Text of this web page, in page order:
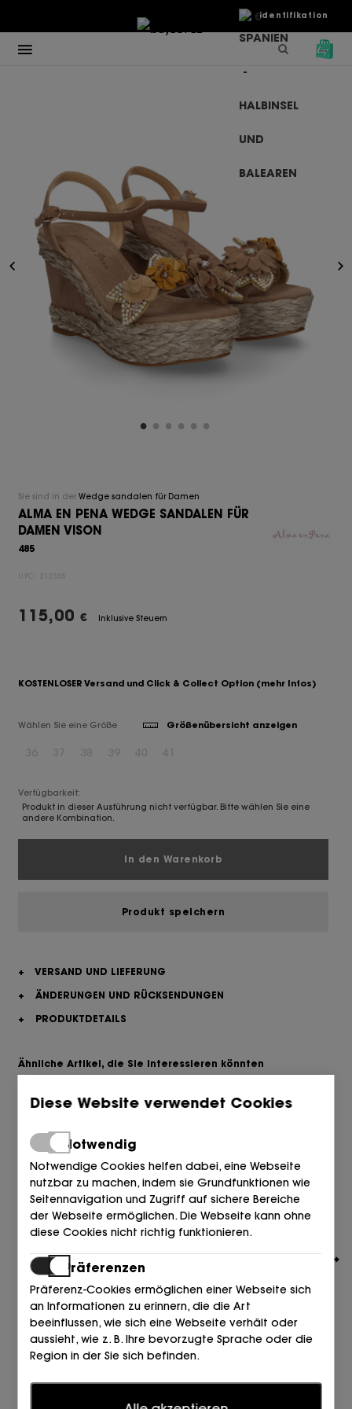
Identifikation
€
Sie sind in der Wedge sandalen für Damen
ALMA EN PENA WEDGE SANDALEN FÜR
DAMEN VISON
485
UPC: 212355
115,00 € Inklusive Steuern
KOSTENLOSER Versand und Click & Collect Option (mehr Infos)
Wählen Sie eine Größe Größenübersicht anzeigen
Verfügbarkeit:
Produkt in dieser Ausführung nicht verfügbar. Bitte wählen Sie eine
andere Kombination.
In den Warenkorb
Produkt speichern
+
VERSAND UND LIEFERUNG
+
ÄNDERUNGEN UND RÜCKSENDUNGEN
+
PRODUKTDETAILS
Ähnliche Artikel, die Sie interessieren könnten
ALMA EN PENA
Diese Website verwendet Cookies
Notwendig
Notwendige Cookies helfen dabei, eine Webseite
nutzbar zu machen, indem sie Grundfunktionen wie
Seitennavigation und Zugriff auf sichere Bereiche
der Webseite ermöglichen. Die Webseite kann ohne
diese Cookies nicht richtig funktionieren.
Präferenzen
Präferenz-Cookies ermöglichen einer Webseite sich
an Informationen zu erinnern, die die Art
beeinflussen, wie sich eine Webseite verhält oder
aussieht, wie z. B. Ihre bevorzugte Sprache oder die
Region in der Sie sich befinden.